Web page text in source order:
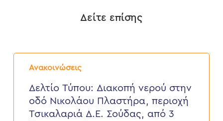
Δείτε επίσης
Ανακοινώσεις
Δελτίο
Τύπου:
νερού
στην
Νικολάου
Δελτίο Τύπου: Διακοπή νερού στην
οδό Νικολάου Πλαστήρα, περιοχή
Τσικαλαριά Δ.Ε. Σούδας, από 3